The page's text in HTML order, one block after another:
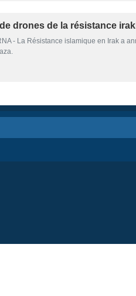
drones de la résistance
- La Résistance islamique en Irak a